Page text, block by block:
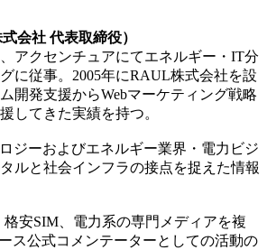
会社 代表取締役）
アクセンチュアにてエネルギー・IT分
に従事。2005年にRAUL株式会社を設
開発支援からWebマーケティング戦略
してきた実績を持つ。
ジーおよびエネルギー業界・電力ビジ
ルと社会インフラの接点を捉えた情報
安SIM、電力系の専門メディアを複
ス公式コメンテーターとしての活動の